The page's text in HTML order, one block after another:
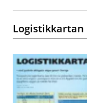
Logistikkartan